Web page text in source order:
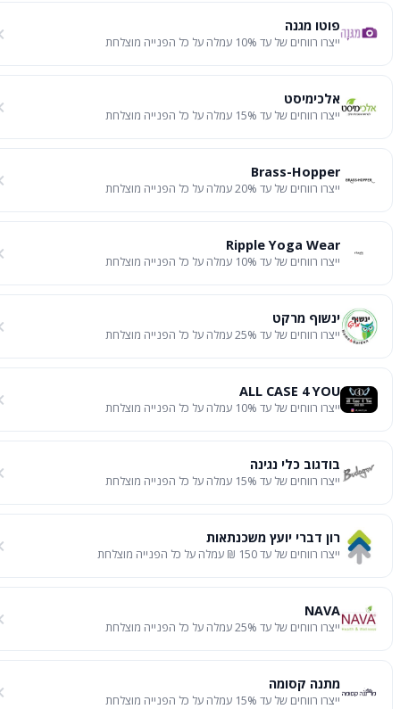
פוטו מגנה
ייצרו רווחים של עד 10% עמלה על כל הפנייה מוצלחת
אלכימיסט
ייצרו רווחים של עד 15% עמלה על כל הפנייה מוצלחת
Brass-Hopper
ייצרו רווחים של עד 20% עמלה על כל הפנייה מוצלחת
Ripple Yoga Wear
ייצרו רווחים של עד 10% עמלה על כל הפנייה מוצלחת
ינשוף מרקט
ייצרו רווחים של עד 25% עמלה על כל הפנייה מוצלחת
ALL CASE 4 YOU
ייצרו רווחים של עד 10% עמלה על כל הפנייה מוצלחת
בודגוב כלי נגינה
ייצרו רווחים של עד 15% עמלה על כל הפנייה מוצלחת
רון דברי יועץ משכנתאות
ייצרו רווחים של עד 150 ₪ עמלה על כל הפנייה מוצלחת
NAVA
ייצרו רווחים של עד 25% עמלה על כל הפנייה מוצלחת
מתנה קסומה
ייצרו רווחים של עד 15% עמלה על כל הפנייה מוצלחת